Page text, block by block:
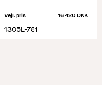
Vejl. pris 16 420 DKK
1305L-781